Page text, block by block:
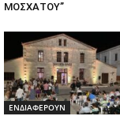
ΜΟΣΧΑΤΟΥ”
ΕΝΔΙΑΦΕΡΟΥΝ